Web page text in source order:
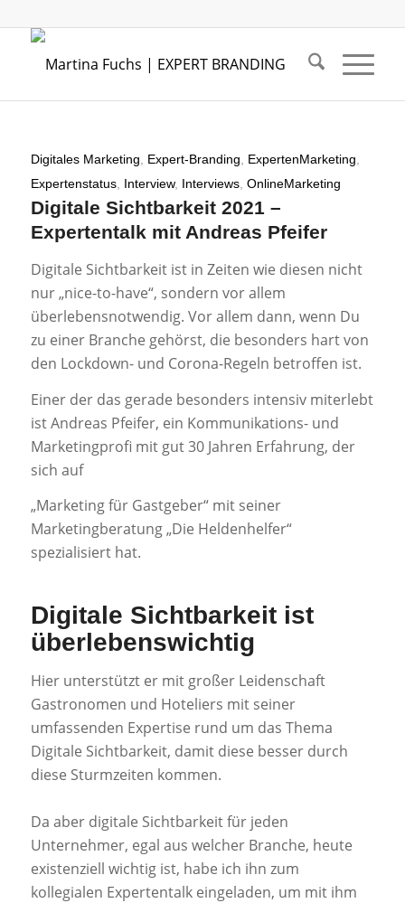
Digitales Marketing Expert-Branding ExpertenMarketing
Expertenstatus, Interview, Interviews, OnlineMarketing
Digitale Sichtbarkeit 2021 –
Expertentalk mit Andreas Pfeifer
Digitale Sichtbarkeit ist in Zeiten wie diesen nicht
nur „nice-to-have“, sondern vor allem
überlebensnotwendig. Vor allem dann, wenn Du
zu einer Branche gehörst, die besonders hart von
den Lockdown- und Corona-Regeln betroffen ist.
Einer der das gerade besonders intensiv miterlebt
ist Andreas Pfeifer, ein Kommunikations- und
Marketingprofi mit gut 30 Jahren Erfahrung, der
sich auf
„Marketing für Gastgeber“ mit seiner
Marketingberatung „Die Heldenhelfer“
spezialisiert hat.
Digitale Sichtbarkeit ist
überlebenswichtig
Hier unterstützt er mit großer Leidenschaft
Gastronomen und Hoteliers mit seiner
umfassenden Expertise rund um das Thema
Digitale Sichtbarkeit, damit diese besser durch
diese Sturmzeiten kommen.
Da aber digitale Sichtbarkeit für jeden
Unternehmer, egal aus welcher Branche, heute
existenziell wichtig ist, habe ich ihn zum
kollegialen Expertentalk eingeladen, um mit ihm